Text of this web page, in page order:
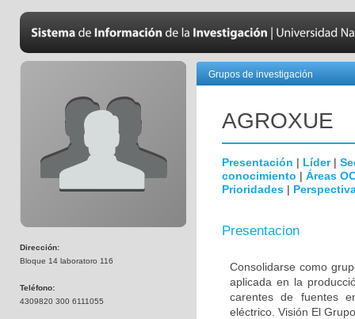
Dirección:
Bloque 14 laboratoro 116
Teléfono:
4309820 300 6111055
Grupos de investigación
AGROXUE
Presentación | Líder|
conocimiento | Áreas
Prioridades |
Presentacion
Consolidarse como
aplicada en la
carentes de fuentes
eléctrico. Visión El